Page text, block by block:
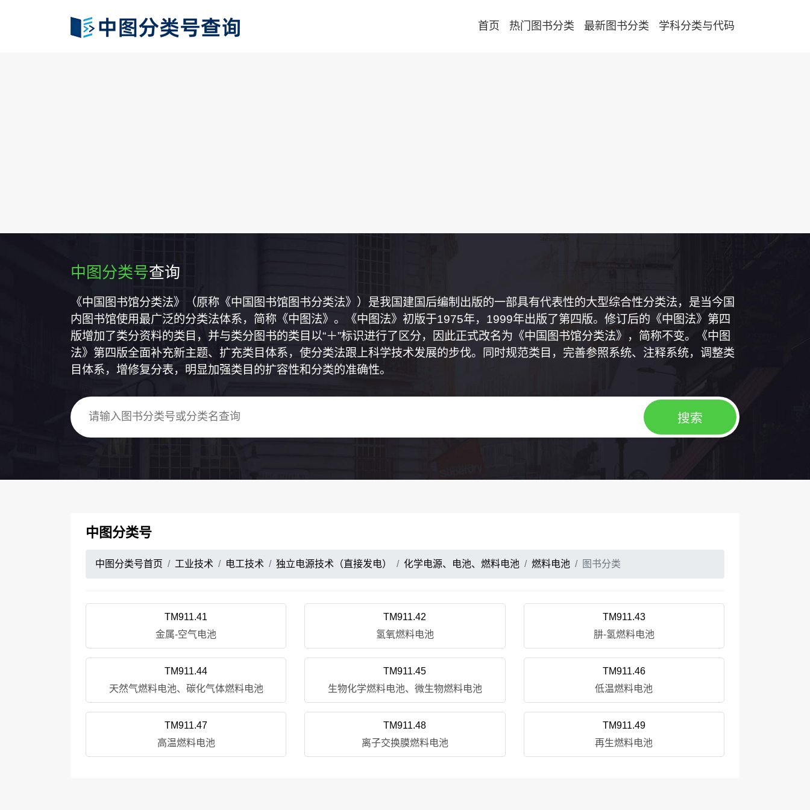
首页 热门图书分类 最新图书分类 学科分类与代码
中图分类号查询
《中国图书馆分类法》（原称《中国图书馆图书分类法》）是我国建国后编制出版的一部具有代表性的大型综合性分类法，是当今国
内图书馆使用最广泛的分类法体系，简称《中图法》。《中图法》初版于1975年，1999年出版了第四版。修订后的《中图法》第四
版增加了类分资料的类目，并与类分图书的类目以“＋”标识进行了区分，因此正式改名为《中国图书馆分类法》，简称不变。《中图
法》第四版全面补充新主题、扩充类目体系，使分类法跟上科学技术发展的步伐。同时规范类目，完善参照系统、注释系统，调整类
目体系，增修复分表，明显加强类目的扩容性和分类的准确性。
中图分类号
中图分类号首页 工业技术 电工技术 独立电源技术（直接发电） 化学电源、电池、燃料电池 燃料电池 图书分类
TM911.41
金属-空气电池
TM911.42
氢氧燃料电池
TM911.43
肼-氢燃料电池
TM911.44
天然气燃料电池、碳化气体燃料电池
TM911.45
生物化学燃料电池、微生物燃料电池
TM911.46
低温燃料电池
TM911.47
高温燃料电池
TM911.48
离子交换膜燃料电池
TM911.49
再生燃料电池